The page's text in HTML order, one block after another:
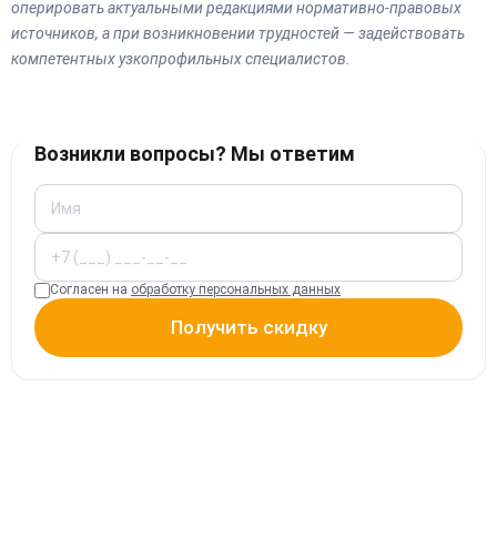
оперировать актуальными редакциями нормативно-правовых
источников, а при возникновении трудностей — задействовать
компетентных узкопрофильных специалистов.
Возникли вопросы? Мы ответим
Согласен на обработку персональных данных
Получить скидку